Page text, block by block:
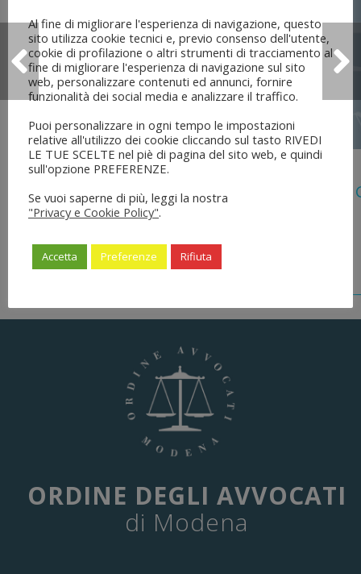
5 Agosto 2026
Legge 28 Luglio 2026 N. 137 “delega
Dell’ordinamento Forense”
ORDINE DEGLI AVVOCATI
di Modena
Al fine di migliorare l'esperienza di navigazione, questo
sito utilizza cookie tecnici e, previo consenso dell'utente,
cookie di profilazione o altri strumenti di tracciamento al
fine di migliorare l'esperienza di navigazione sul sito
web, personalizzare contenuti ed annunci, fornire
funzionalità dei social media e analizzare il traffico.
Puoi personalizzare in ogni tempo le impostazioni
relative all'utilizzo dei cookie cliccando sul tasto RIVEDI
LE TUE SCELTE nel piè di pagina del sito web, e quindi
sull'opzione PREFERENZE.
Se vuoi saperne di più, leggi la nostra
"Privacy e Cookie Policy".
Accetta Preferenze Rifiuta